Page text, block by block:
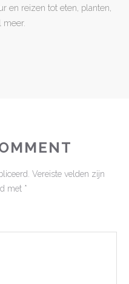
en reizen tot eten, planten,
meer.
Vereiste velden zijn
met *